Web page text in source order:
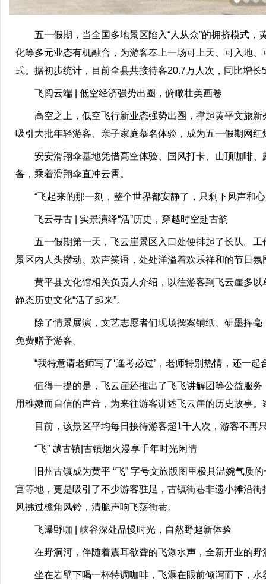
五一假期，当全国多地景区陷入“人从众”的拥挤模式，
化等多元业态有机融合，为游客奉上一场可上天、可入地
式。据初步统计，目前全县共接待客20.7万人次，同比增
飞阅云端 | 低空经济强势出圈，俯瞰壮美画卷
高空之上，低空飞行新业态强势出圈，撑起黄平文旅新
吸引大批年轻游客、亲子家庭慕名体验，成为五一假期网
安安滑翔伞基地凭借高空体验、国风打卡、山顶咖啡、
备，乘着滑翔伞直冲云霄。
“飞起来的那一刻，整个世界都安静了，只剩下风声和心
飞云寻古 | 实景演绎“活”历史，穿越时空赴古韵
五一假期第一天，飞云崖景区入口处便排起了长队。工
景区内人头攒动、欢声笑语，处处洋溢着欢乐祥和的节日氛
黄平县文化馆相关负责人介绍，以往游客到飞云崖多以
静态历史文化“活了起来”。
除了情景展演，文艺志愿者们现场摆案铺纸、研墨挥毫
免费赠予游客。
“我特意请老师写了‘逢考必过’，老师特别热情，还一起
值得一提的是，飞云崖还推出了飞飞讲解团等公益服务
用稚嫩而自信的声音，为来往游客讲述飞云崖的历史故事
目前，该景区平均每日接待游客超1千人次，游客不再
“飞” 越古镇|古镇烟火漫享千年时光闲情
旧州古镇成为黄平 “飞” 字号文旅版图里极具温婉气质的
宫等地，更是吸引了不少游客驻足，古镇街巷非遗小摊沿
风拂过檐角风铃，清脆声响飞荡街巷。
飞瀑野咖 | 峡谷深处品慢时光，自然野趣新体验
在野洞河，伴随着震耳欲聋的飞瀑水声，全新开业的野
坐在岩壁下喝一杯特调咖啡，飞瀑在眼前倾泻而下，水